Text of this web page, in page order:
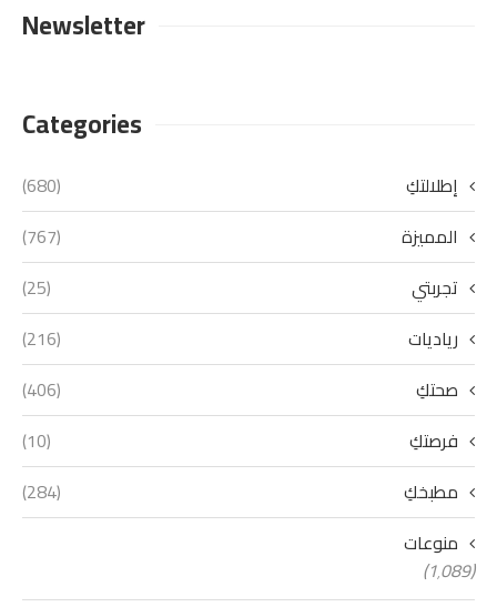
Newsletter
Categories
إطلالتكِ
(680)
المميزة
(767)
تجربتي
(25)
رياديات
(216)
صحتكِ
(406)
فرصتكِ
(10)
مطبخكِ
(284)
منوعات
(1٬089)